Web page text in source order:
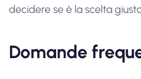
decidere se è la scelta
Domande